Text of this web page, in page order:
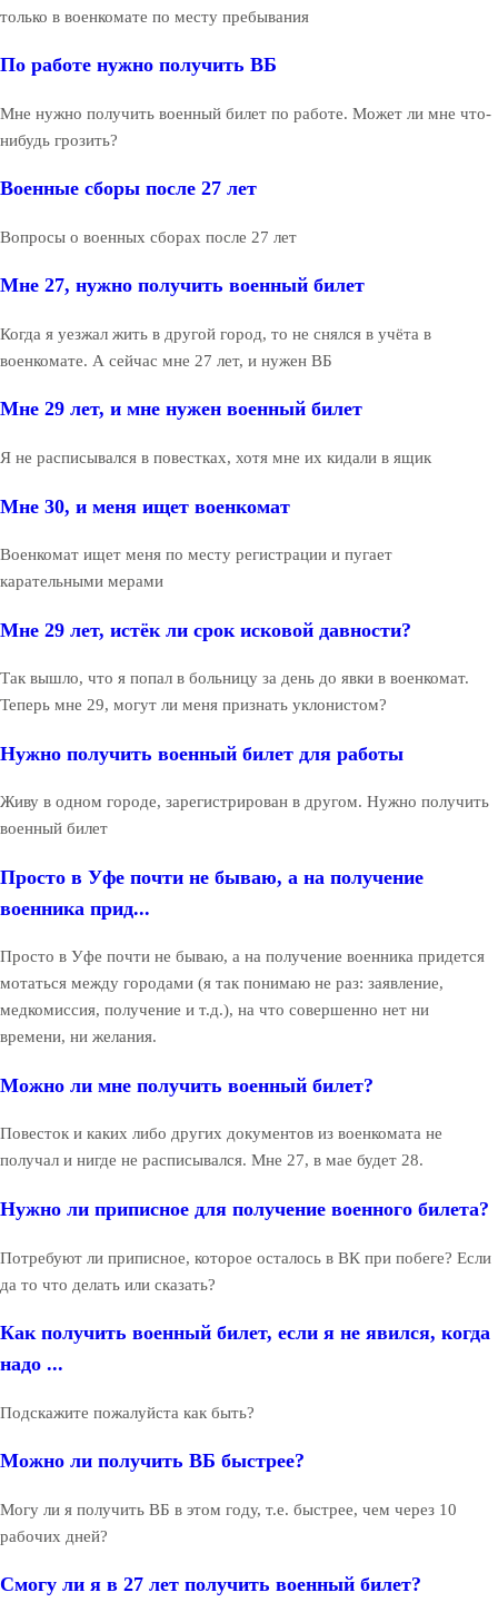
только в военкомате по месту пребывания
По работе нужно получить ВБ
Мне нужно получить военный билет по работе. Может ли мне что-
нибудь грозить?
Военные сборы после 27 лет
Вопросы о военных сборах после 27 лет
Мне 27, нужно получить военный билет
Когда я уезжал жить в другой город, то не снялся в учёта в
военкомате. А сейчас мне 27 лет, и нужен ВБ
Мне 29 лет, и мне нужен военный билет
Я не расписывался в повестках, хотя мне их кидали в ящик
Мне 30, и меня ищет военкомат
Военкомат ищет меня по месту регистрации и пугает
карательными мерами
Мне 29 лет, истёк ли срок исковой давности?
Так вышло, что я попал в больницу за день до явки в военкомат.
Теперь мне 29, могут ли меня признать уклонистом?
Нужно получить военный билет для работы
Живу в одном городе, зарегистрирован в другом. Нужно получить
военный билет
Просто в Уфе почти не бываю, а на получение
военника прид...
Просто в Уфе почти не бываю, а на получение военника придется
мотаться между городами (я так понимаю не раз: заявление,
медкомиссия, получение и т.д.), на что совершенно нет ни
времени, ни желания.
Можно ли мне получить военный билет?
Повесток и каких либо других документов из военкомата не
получал и нигде не расписывался. Мне 27, в мае будет 28.
Нужно ли приписное для получение военного билета?
Потребуют ли приписное, которое осталось в ВК при побеге? Если
да то что делать или сказать?
Как получить военный билет, если я не явился, когда
надо ...
Подскажите пожалуйста как быть?
Можно ли получить ВБ быстрее?
Могу ли я получить ВБ в этом году, т.е. быстрее, чем через 10
рабочих дней?
Смогу ли я в 27 лет получить военный билет?